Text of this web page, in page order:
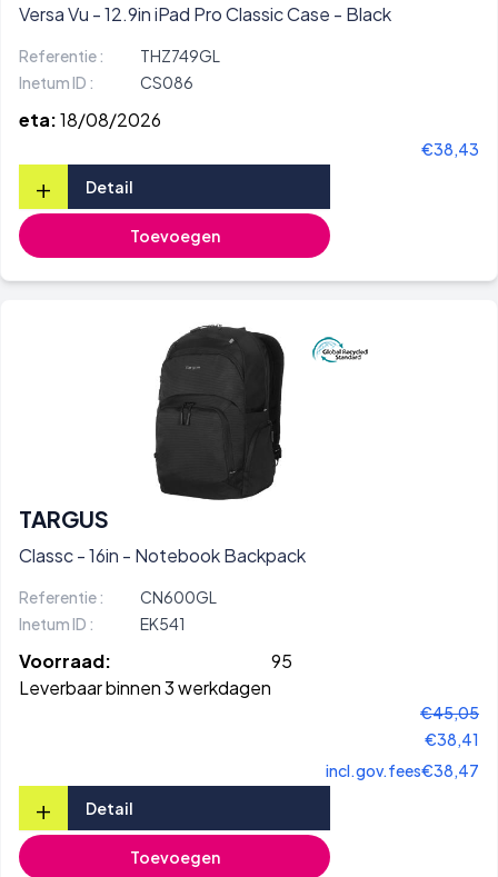
Versa Vu - 12.9in iPad Pro Classic Case - Black
Referentie :
THZ749GL
Inetum ID :
CS086
eta:18/08/2026
€38,43
+ Detail
Toevoegen
TARGUS
Classc - 16in - Notebook Backpack
Referentie :
CN600GL
Inetum ID :
EK541
Voorraad:
95
Leverbaar binnen 3 werkdagen
€45,05
€38,41
incl.gov.fees€38,47
+ Detail
Toevoegen